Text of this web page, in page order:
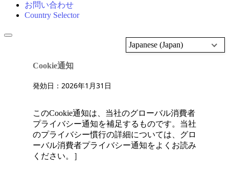
お問い合わせ
Country Selector
Japanese (Japan)
Cookie通知
発効日：2026年1月31日
このCookie通知は、当社のグローバル消費者
プライバシー通知を補足するものです。当社
のプライバシー慣行の詳細については、グロ
ーバル消費者プライバシー通知をよくお読み
ください。］